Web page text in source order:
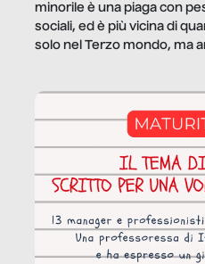
minorile è una piaga con
sociali, ed è più vicina di
solo nel Terzo mondo, ma